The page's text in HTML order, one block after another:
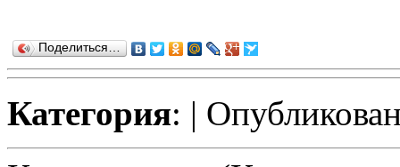
Поделиться…
Категория: |